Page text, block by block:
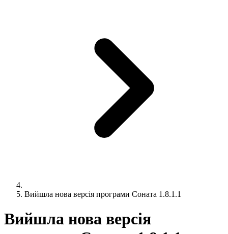
Вийшла нова версія програми Соната 1.8.1.1
Вийшла нова версія